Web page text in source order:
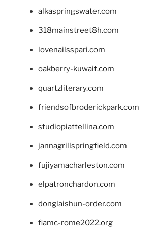
alkaspringswater.com
318mainstreet8h.com
lovenailsspari.com
oakberry-kuwait.com
quartzliterary.com
friendsofbroderickpark.com
studiopiattellina.com
jannagrillspringfield.com
fujiyamacharleston.com
elpatronchardon.com
donglaishun-order.com
fiamc-rome2022.org